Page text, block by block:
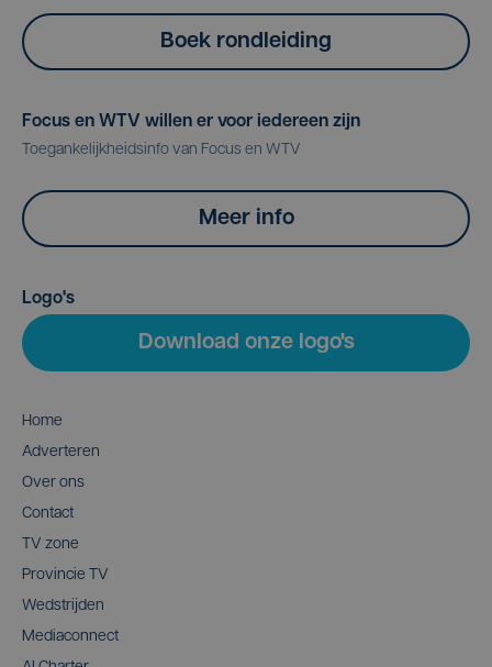
Boek rondleiding
Focus en WTV willen er voor iedereen zijn
Toegankelijkheidsinfo van Focus en WTV
Meer info
Logo's
Download onze logo's
Home
Adverteren
Over ons
Contact
TV zone
Provincie TV
Wedstrijden
Mediaconnect